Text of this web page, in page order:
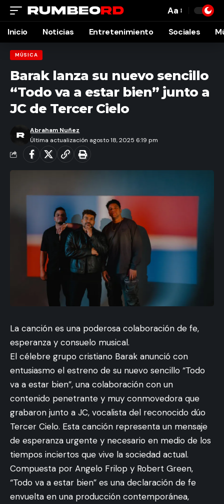
Font
Resizer
Aa
Inicio Noticias Entretenimiento Sociales
MÚSICA
Barak lanza su nuevo sencillo
“Todo va a estar bien” junto a
JC de Tercer Cielo
Última actualización agosto 18, 2025 6:19 pm
Abraham Nuñez
La canción es una poderosa colaboración de fe,
esperanza y consuelo musical.
El célebre grupo cristiano Barak anunció con
entusiasmo el estreno de su nuevo sencillo “Todo
va a estar bien”, una colaboración con un
contenido penetrante y muy conmovedora que
grabaron junto a JC, vocalista del reconocido dúo
Tercer Cielo. Esta canción representa un mensaje
de esperanza urgente y necesario en medio de los
tiempos inciertos que vive la sociedad actual.
Compuesta por Angelo Frilop y Robert Green,
“Todo va a estar bien” es una declaración de fe
envuelta en una producción contemporánea,